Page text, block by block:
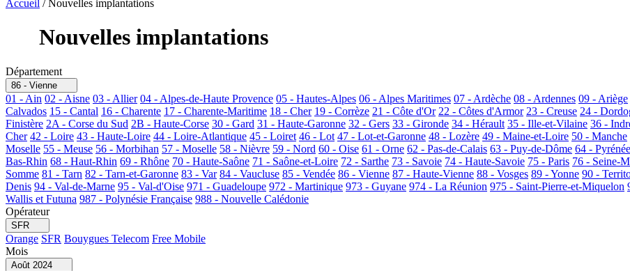
Accueil / Nouvelles implantations
Nouvelles implantations
Département
86 - Vienne
01 - Ain 02 - Aisne 03 - Allier 04 - Alpes-de-Haute Provence 05 - Hautes-Alpes 06 - Alpes Maritimes 07 - Ardèche 08 - Ardennes 09 - Ariège
Calvados 15 - Cantal 16 - Charente 17 - Charente-Maritime 18 - Cher 19 - Corrèze 21 - Côte d'Or 22 - Côtes d'Armor 23 - Creuse 24 -
Finistère 2A - Corse du Sud 2B - Haute-Corse 30 - Gard 31 - Haute-Garonne 32 - Gers 33 - Gironde 34 - Hérault 35 - Ille-et-Vilaine 36 -
Cher 42 - Loire 43 - Haute-Loire 44 - Loire-Atlantique 45 - Loiret 46 - Lot 47 - Lot-et-Garonne 48 - Lozère 49 - Maine-et-Loire 50 - Manche
Moselle 55 - Meuse 56 - Morbihan 57 - Moselle 58 - Nièvre 59 - Nord 60 - Oise 61 - Orne 62 - Pas-de-Calais 63 - Puy-de-Dôme 64 -
Bas-Rhin 68 - Haut-Rhin 69 - Rhône 70 - Haute-Saône 71 - Saône-et-Loire 72 - Sarthe 73 - Savoie 74 - Haute-Savoie 75 - Paris 76 - Seine-
Somme 81 - Tarn 82 - Tarn-et-Garonne 83 - Var 84 - Vaucluse 85 - Vendée 86 - Vienne 87 - Haute-Vienne 88 - Vosges 89 - Yonne 90 -
Denis 94 - Val-de-Marne 95 - Val-d'Oise 971 - Guadeloupe 972 - Martinique 973 - Guyane 974 - La Réunion 975 - Saint-Pierre-et-Miquelon
Wallis et Futuna 987 - Polynésie Française 988 - Nouvelle Calédonie
Opérateur
SFR
Orange SFR Bouygues Telecom Free Mobile
Mois
Août 2024